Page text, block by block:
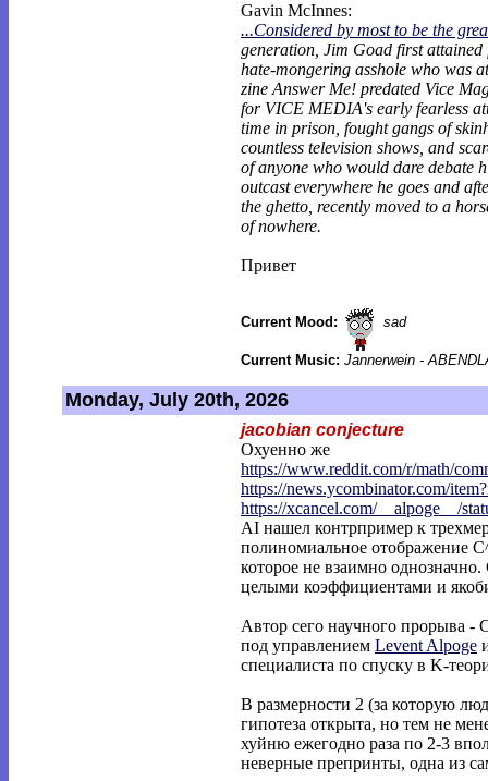
Gavin McInnes:
...Considered by most to be the
generation, Jim Goad first attained
hate-mongering asshole who was
zine Answer Me! predated Vice
for VICE MEDIA's early fearless
time in prison, fought gangs of
countless television shows, and
of anyone who would dare debate
outcast everywhere he goes and
the ghetto, recently moved to a
of nowhere.
Привет
Current Mood: sad
Current Music: Jannerwein -
Monday, July 20th, 2026
jacobian conjecture
Охуенно же
https://www.reddit.com/r/math/
https://news.ycombinator.com/
https://xcancel.com/__alpoge__/
AI нашел контрпример к
полиномиальное отображение
которое не взаимно
целыми коэффициентами и
Автор сего научного прорыва -
под управлением Levent Alpoge
специалиста по спуску в K-
В размерности 2 (за которую
гипотеза открыта, но тем не
хуйню ежегодно раза по 2-3
неверные препринты, одна из